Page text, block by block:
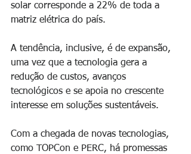
solar corresponde a 22% de toda a
matriz elétrica do país.
A tendência, inclusive, é de expansão,
uma vez que a tecnologia gera a
redução de custos, avanços
tecnológicos e se apoia no crescente
interesse em soluções sustentáveis.
Com a chegada de novas tecnologias,
como TOPCon e PERC, há promessas